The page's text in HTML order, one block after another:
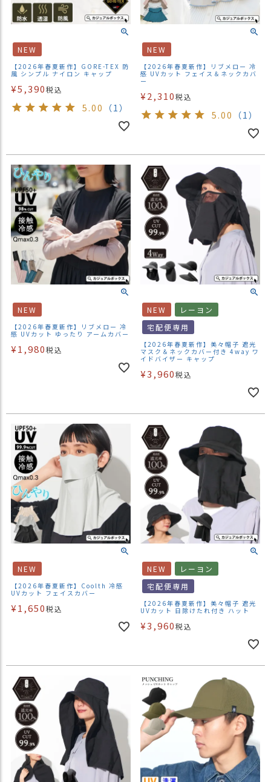
NEW
【2026年春夏新作】GORE-TEX 防
風 シンプル ナイロン キャップ
¥5,390税込
5.00 （1）
NEW
【2026年春夏新作】リブメロー 冷
感 UVカット フェイス＆ネックカバ
ー
¥2,310税込
5.00 （1）
NEW
【2026年春夏新作】リブメロー 冷
感 UVカット ゆったり アームカバー
¥1,980税込
NEW
レーヨン
宅配便専用
【2026年春夏新作】美々帽子 遮光
マスク＆ネックカバー付き 4way ワ
イドバイザー キャップ
¥3,960税込
NEW
【2026年春夏新作】Coolth 冷感
UVカット フェイスカバー
¥1,650税込
NEW
レーヨン
宅配便専用
【2026年春夏新作】美々帽子 遮光
UVカット 日除けたれ付き ハット
¥3,960税込